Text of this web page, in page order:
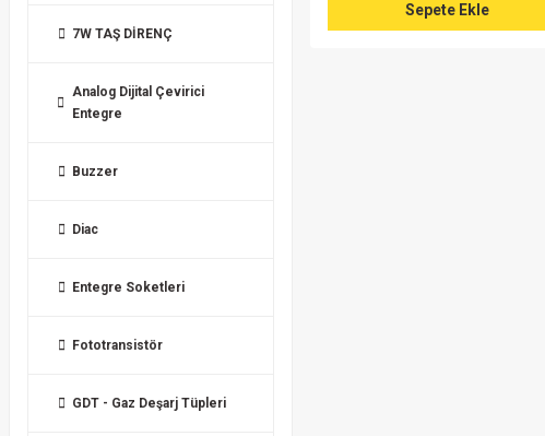
7W TAŞ DİRENÇ
Analog Dijital Çevirici
Entegre
Buzzer
Diac
Entegre Soketleri
Fototransistör
GDT - Gaz Deşarj Tüpleri
Sepete Ekle